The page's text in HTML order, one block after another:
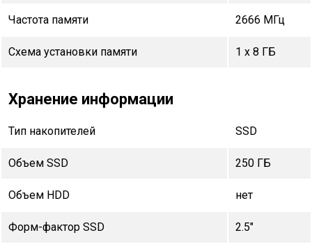
Частота памяти 2666 МГц
Схема установки памяти 1 x 8 ГБ
Хранение информации
Тип накопителей SSD
Объем SSD 250 ГБ
Объем HDD нет
Форм-фактор SSD 2.5"